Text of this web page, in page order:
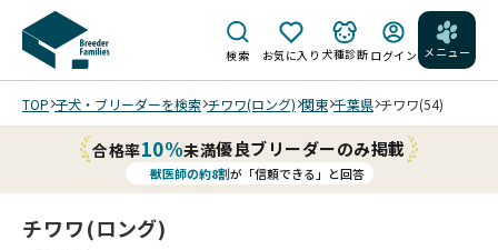
検索 お気に入り 犬種診断 ログイン メニュー
TOP 子犬・ブリーダーを検索 チワワ(ロング) 関東 千葉県 チワワ(54)
合格率10%未満優良ブリーダーのみ掲載
獣医師の約8割が「信頼できる」と回答
チワワ(ロング)